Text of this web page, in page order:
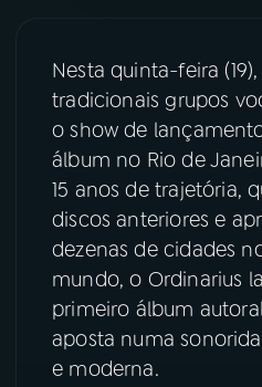
ÚLTIMAS
08PRÊMIO RÁDIO MEC
ACOMPANHE A RÁDIO MEC
YouTube
Instagram
TikTok
Nesta quinta-feira
tradicionais grupos
o show de
álbum no Rio de
15 anos de trajetória,
discos anteriores e
dezenas de cidades
mundo, o Ordinarius
primeiro álbum
aposta numa
e moderna.